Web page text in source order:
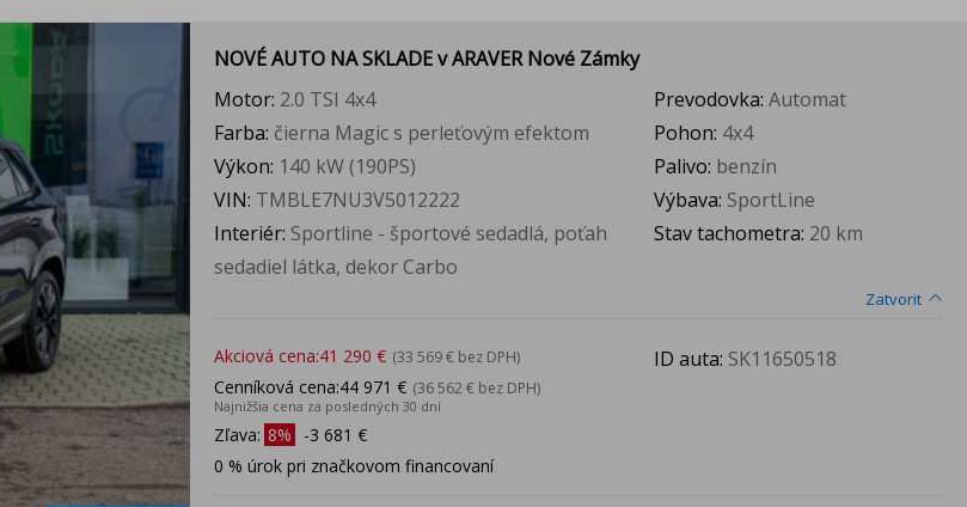
NOVÉ AUTO NA SKLADEv ARAVER Nové Zámky
Motor: 2.0 TSI 4x4
Farba: čierna Magic s perleťovým efektom
Výkon: 140 kW (190PS)
Prevodovka: Automat
Pohon: 4x4
Palivo: benzín
VIN: TMBLE7NU3V5012222
Interiér: Sportline - športové sedadlá, poťah
sedadiel látka, dekor Carbo
Výbava: SportLine
Stav tachometra: 20 km
Zatvorit
Akciová cena:41 290 € (33 569 € bez DPH)
Cenníková cena:44 971 € (36 562 € bez DPH)
Najnižšia cena za posledných 30 dní
Zľava: 8%
-3 681 €
0 % úrok pri značkovom financovaní
ID auta: SK11650518